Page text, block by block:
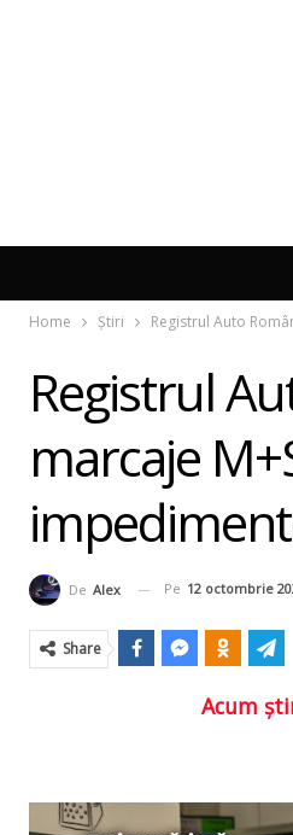
Home Știri Registrul Auto
Registrul
marcaje
De Alex Pe 12 octombrie
Share
Acum